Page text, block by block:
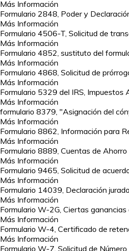
Más Información
Formulario 2848, Poder y
Más Información
Formulario 4506-T, Solicitud de
Más Información
Formulario 4852, sustituto del
Más Información
Formulario 4868, Solicitud de
Más Información
Formulario 5329 del IRS,
Más Información
formulario 8379, "Asignación del
Más Información
Formulario 8862, Información para
Más Información
Formulario 8889, Cuentas de
Más Información
Formulario 9465, Solicitud de
Más Información
Formulario 14039, Declaración
Más Información
Formulario W-2G, Ciertas
Más Información
Formulario W-4, Certificado de
Más Información
Formulario W-7, Solicitud de